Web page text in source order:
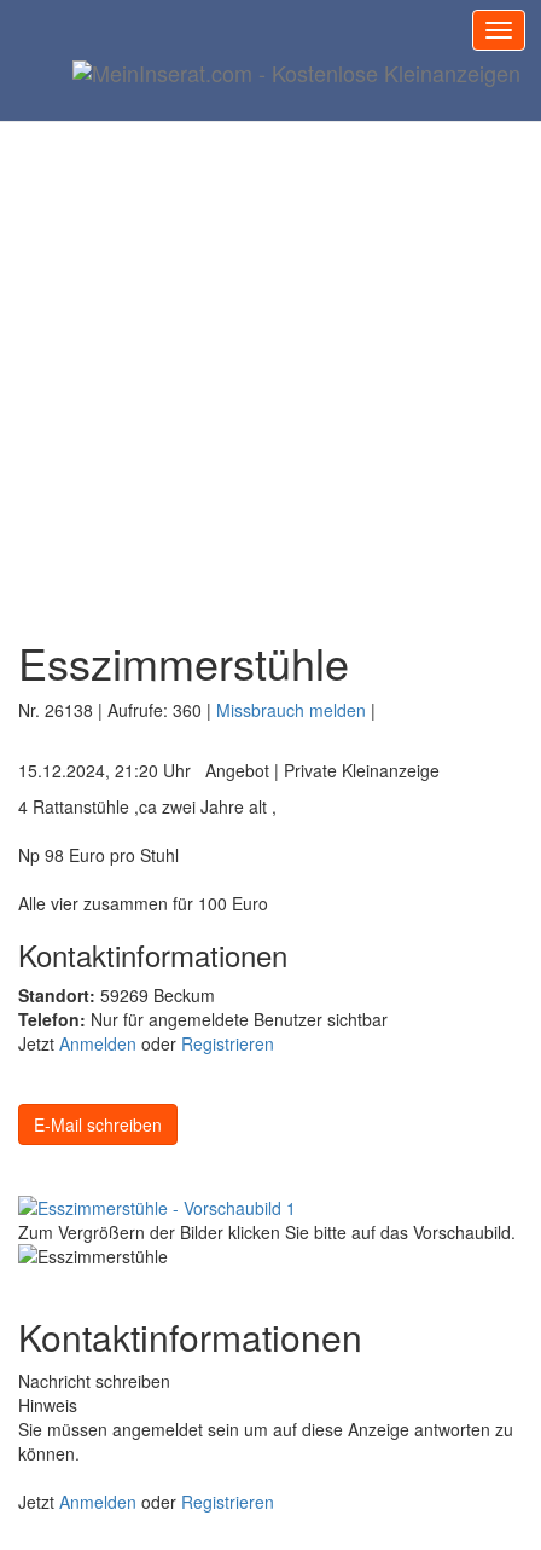
Kleinanzeigen
Esszimmerstühle
Nr. 26138 | Aufrufe: 360 | Missbrauch melden |
15.12.2024, 21:20 Uhr Angebot | Private Kleinanzeige
4 Rattanstühle ,ca zwei Jahre alt ,
Np 98 Euro pro Stuhl
Alle vier zusammen für 100 Euro
Kontaktinformationen
Standort: 59269 Beckum
Telefon: Nur für angemeldete Benutzer sichtbar
Jetzt Anmelden oder Registrieren
E-Mail schreiben
Zum Vergrößern der Bilder klicken Sie bitte auf das Vorschaubild.
Kontaktinformationen
Nachricht schreiben
Hinweis
Sie müssen angemeldet sein um auf diese Anzeige antworten zu
können.
Jetzt Anmelden oder Registrieren